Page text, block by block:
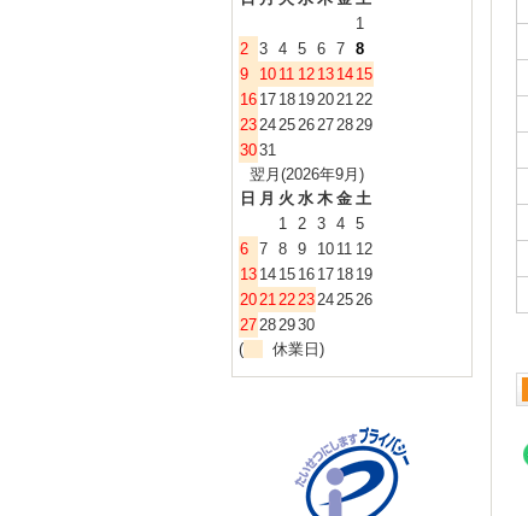
1
2 3 4 5 6 7 8
9
10 11 12 13 14 15
16 17 18 19202122
23242526272829
3031
翌月(2026年9月)
日 月 火 水 木 金 土
1 2 3 4 5
6 7 8 9 10 11 12
13 14 15 16 17 18 19
20212223242526
27282930
(
休業日)